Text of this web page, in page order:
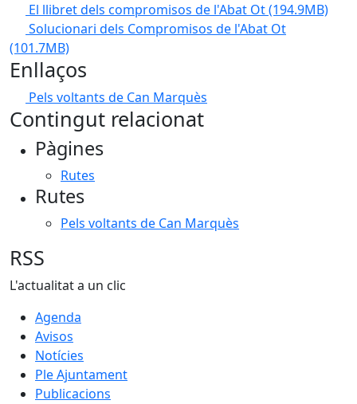
El llibret dels compromisos de l'Abat Ot(194.9MB)
Solucionari dels Compromisos de l'Abat Ot
(101.7MB)
Enllaços
Pels voltants de Can Marquès
Contingut relacionat
Pàgines
Rutes
Rutes
Pels voltants de Can Marquès
RSS
L'actualitat a un clic
Agenda
Avisos
Notícies
Ple Ajuntament
Publicacions